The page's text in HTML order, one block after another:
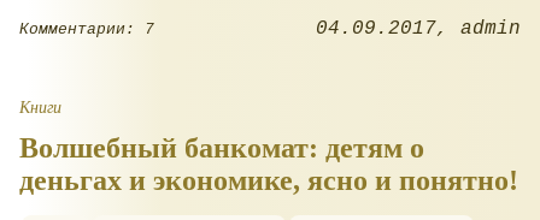
Комментарии: 7 04.09.2017 admin
Книги
Волшебный банкомат: детям о
деньгах и экономике, ясно и понятно!